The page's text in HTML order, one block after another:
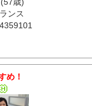
ンス
め！